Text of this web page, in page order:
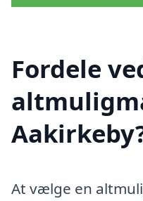
Fordele
At vælge en